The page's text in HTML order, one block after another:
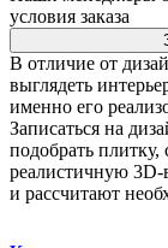
условия заказа
В отличие от
выглядеть
именно его
Записаться на
подобрать плитку,
реалистичную 3D-
и рассчитают